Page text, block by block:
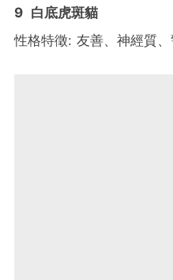
9 白底虎斑貓
性格特徵: 友善、神經質